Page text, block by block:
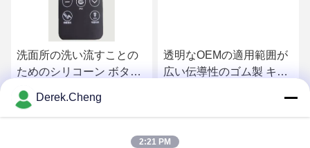
洗面所の洗い流すことの
ためのシリコーン ボタン
板をエッチングするレー
ザー
最もよい価格を得なさ
透明なOEMの適用範囲が
広い伝導性のゴム製 キー
最もよい価格を得なさ
Derek.Cheng
2:21 PM